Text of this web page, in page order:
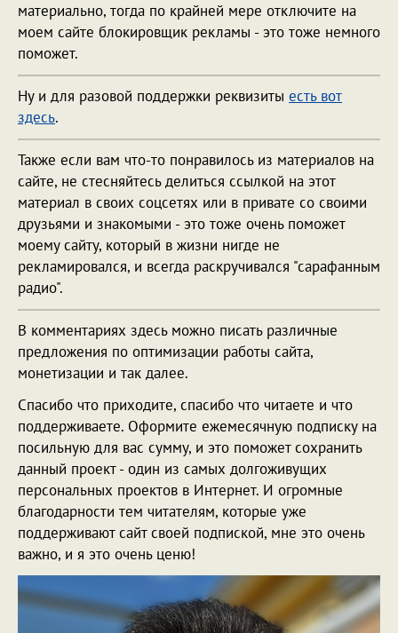
материально, тогда по крайней мере отключите на
моем сайте блокировщик рекламы - это тоже немного
поможет.
Ну и для разовой поддержки реквизиты есть вот
здесь.
Также если вам что-то понравилось из материалов на
сайте, не стесняйтесь делиться ссылкой на этот
материал в своих соцсетях или в привате со своими
друзьями и знакомыми - это тоже очень поможет
моему сайту, который в жизни нигде не
рекламировался, и всегда раскручивался "сарафанным
радио".
В комментариях здесь можно писать различные
предложения по оптимизации работы сайта,
монетизации и так далее.
Спасибо что приходите, спасибо что читаете и что
поддерживаете. Оформите ежемесячную подписку на
посильную для вас сумму, и это поможет сохранить
данный проект - один из самых долгоживущих
персональных проектов в Интернет. И огромные
благодарности тем читателям, которые уже
поддерживают сайт своей подпиской, мне это очень
важно, и я это очень ценю!